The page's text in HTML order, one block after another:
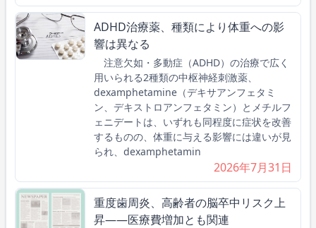
ADHD治療薬、種類により体重への影
響は異なる
注意欠如・多動症（ADHD）の治療で広く
用いられる2種類の中枢神経刺激薬、
dexamphetamine（デキサアンフェタミ
ン、デキストロアンフェタミン）とメチルフ
ェニデートは、いずれも同程度に症状を改善
するものの、体重に与える影響には違いが見
られ、dexamphetamin
2026年7月31日
重度歯周炎、高齢者の脳卒中リスク上
昇――医療費増加とも関連